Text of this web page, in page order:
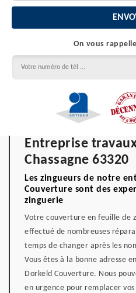
On vous
Entreprise
Chassagne 63320
Les zingueurs de notre
Couverture sont des
zinguerie
Votre couverture en feuille de
effectué de nombreuses
temps de changer après les
Vous êtes à la bonne adresse
Dorkeld Couverture. Nous
en urgence pour remplacer